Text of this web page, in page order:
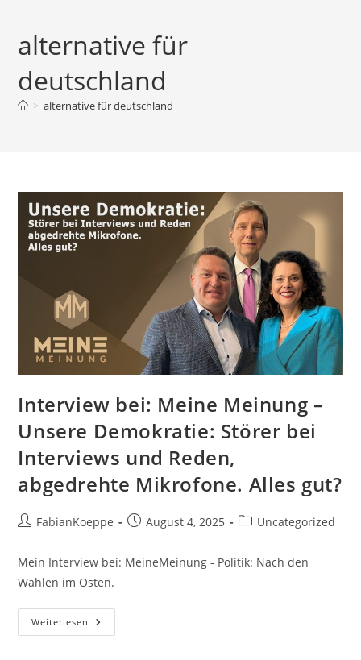
springen
alternative für
deutschland
> alternative für deutschland
Interview bei: Meine Meinung –
Unsere Demokratie: Störer bei
Interviews und Reden,
abgedrehte Mikrofone. Alles gut?
Beitrags-
FabianKoeppe
BeitragAugust 4, 2025
Beitrags-
Uncategorized
Mein Interview bei: MeineMeinung - Politik: Nach den
Wahlen im Osten.
Weiterlesen Interview
Bei: